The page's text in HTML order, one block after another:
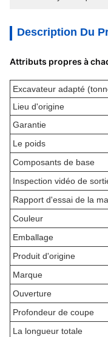
Description Du
Attributs propres à
Excavateur adapté
Lieu d'origine
Garantie
Le poids
Composants de base
Inspection vidéo de
Rapport d'essai de la
Couleur
Emballage
Produit d'origine
Marque
Ouverture
Profondeur de coupe
La longueur totale